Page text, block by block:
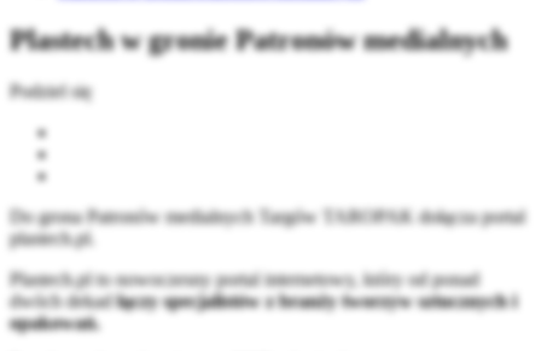
Plastech w gronie Patronów medialnych
Podziel się
Do grona Patronów medialnych Targów TAROPAK dołącza portal
plastech.pl.
Plastech.pl to nowoczesny portal internetowy, który od ponad
dwóch dekadłączy specjalistów z branży tworzyw sztucznych i
opakowań.